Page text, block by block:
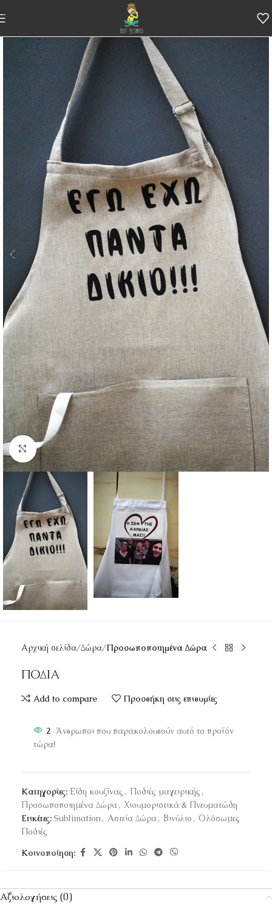
Skip to navigation
Skip to main content
Κάντε κλικ για μεγέθυνση
Αρχική σελίδα Δώρα Προσωποποιημένα Δώρα
ΠΟΔΙΑ
Add to compare Προσθήκη στις επιθυμίες
2 Άνθρωποι που παρακολουθούν αυτό το προϊόν
τώρα!
Κατηγορίες: Είδη κουζίνας , Ποδιές μαγειρικής ,
Προσωποποιημένα Δώρα, Χιουμοριστικά & Πνευματώδη
Ετικέτες: Sublimation, Αστεία Δώρα, Βινύλιο , Ολόσωμες
Ποδιές
Κοινοποίηση:
Αξιολογήσεις (0)